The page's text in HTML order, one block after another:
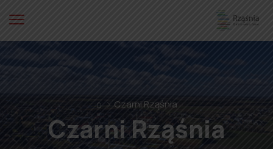
⌂ Czarni Rząśnia
Czarni Rząśnia